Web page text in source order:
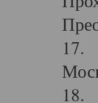
17.
18.